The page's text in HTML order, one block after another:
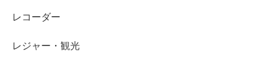
レコーダー
レジャー・観光